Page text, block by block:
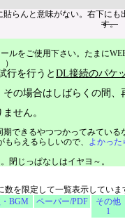
らんと意味がない。右下にも
す。
ルをご使用下さい。たまに
行を行うとDL接続のパケ
の場合はしばらくの間、
せん。
できるやつつかってみている
らえるらしいので、 よかった
閉じっぱなしはイヤヨ～。
を限定して一覧表示していま
BGM ペーパー/PDF
その他
1